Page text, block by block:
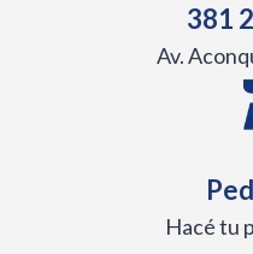
381
Av.
Hacé tu